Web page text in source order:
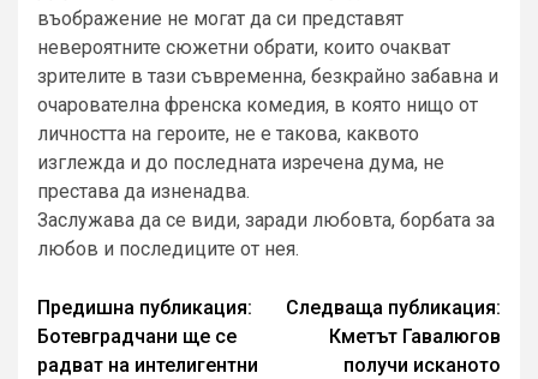
въображение не могат да си представят
невероятните сюжетни обрати, които очакват
зрителите в тази съвременна, безкрайно забавна и
очарователна френска комедия, в която нищо от
личността на героите, не е такова, каквото
изглежда и до последната изречена дума, не
престава да изненадва.
Заслужава да се види, заради любовта, борбата за
любов и последиците от нея.
Continue
Reading
Предишна публикация:
Ботевградчани ще се
радват на интелигентни
Следваща публикация:
Кметът Гавалюгов
получи исканото